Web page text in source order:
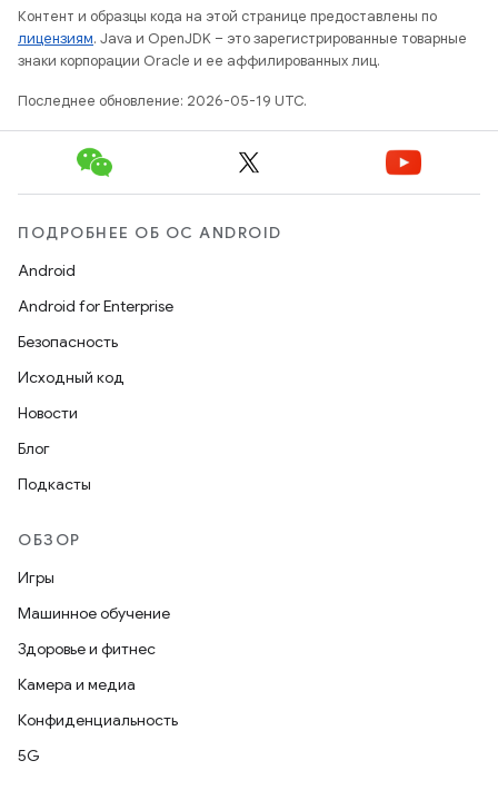
Контент и образцы кода на этой странице предоставлены по
лицензиям. Java и OpenJDK – это зарегистрированные товарные
знаки корпорации Oracle и ее аффилированных лиц.
Последнее обновление: 2026-05-19 UTC.
ПОДРОБНЕЕ ОБ ОС ANDROID
Android
Android for Enterprise
Безопасность
Исходный код
Новости
Блог
Подкасты
ОБЗОР
Игры
Машинное обучение
Здоровье и фитнес
Камера и медиа
Конфиденциальность
5G